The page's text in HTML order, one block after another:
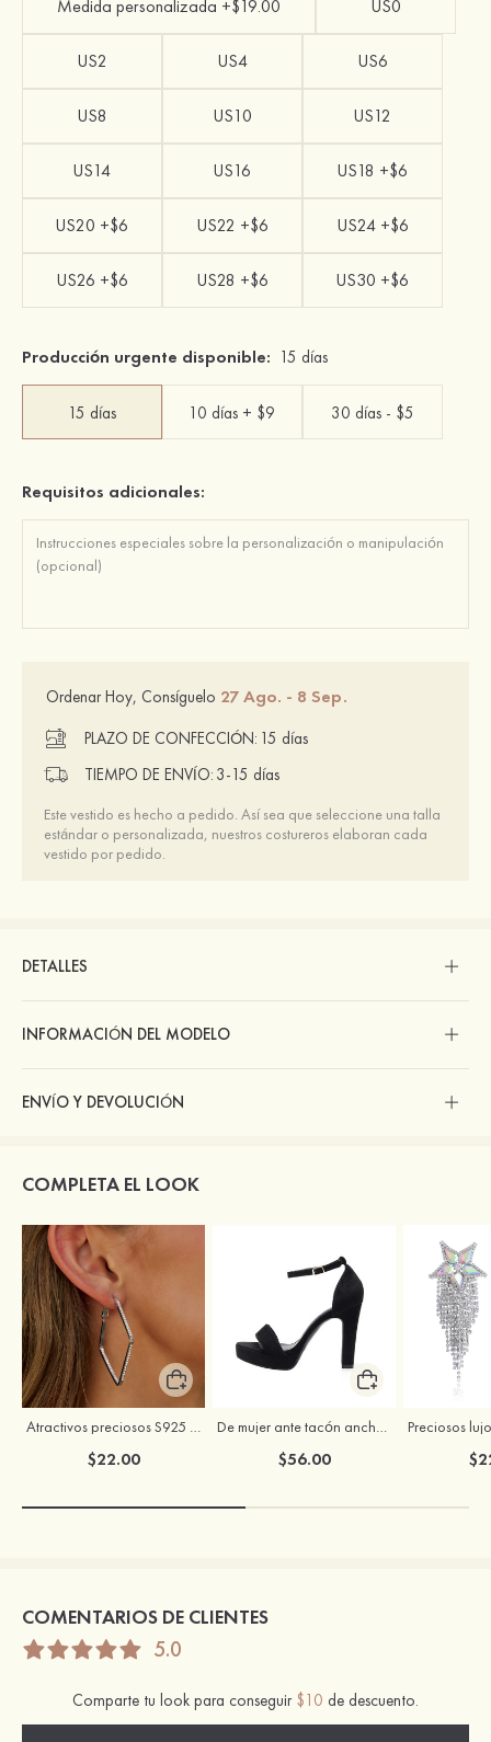
Medida personalizada +$19.00 US0
US2 US4 US6
US8 US10 US12
US14 US16 US18 +$6
US20 +$6 US22 +$6 US24 +$6
US26 +$6 US28 +$6 US30 +$6
Producción urgente disponible: 15 días
15 días 10 días + $9 30 días - $5
Requisitos adicionales:
Ordenar Hoy, Consíguelo 27 Ago. - 8 Sep.
PLAZO DE CONFECCIÓN: 15 días
TIEMPO DE ENVÍO: 3-15 días
Este vestido es hecho a pedido. Así sea que seleccione una talla
estándar o personalizada, nuestros costureros elaboran cada
vestido por pedido.
DETALLES
INFORMACIÓN DEL MODELO
ENVÍO Y DEVOLUCIÓN
COMPLETA EL LOOK
Atractivos preciosos S925 plata circón pendientes
$22.00
De mujer ante tacón ancho punta redonda zapatos
$56.00
COMENTARIOS DE CLIENTES
5.0
Comparte tu look para conseguir $10 de descuento.